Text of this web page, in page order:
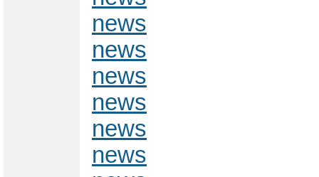
news
news
news
news
news
news